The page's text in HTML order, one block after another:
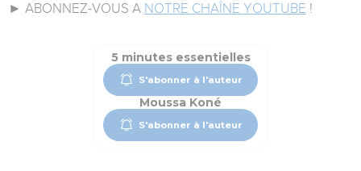
► ABONNEZ-VOUS A NOTRE CHAÎNE YOUTUBE !
5 minutes essentielles
S'abonner à l'auteur
Moussa Koné
S'abonner à l'auteur